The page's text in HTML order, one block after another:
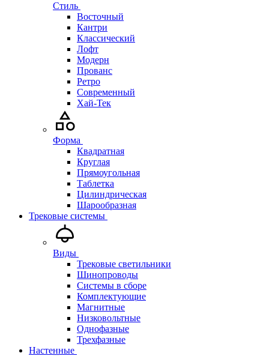
Стиль
Восточный
Кантри
Классический
Лофт
Модерн
Прованс
Ретро
Современный
Хай-Тек
Форма
Квадратная
Круглая
Прямоугольная
Таблетка
Цилиндрическая
Шарообразная
Трековые системы
Виды
Трековые светильники
Шинопроводы
Системы в сборе
Комплектующие
Магнитные
Низковольтные
Однофазные
Трехфазные
Настенные